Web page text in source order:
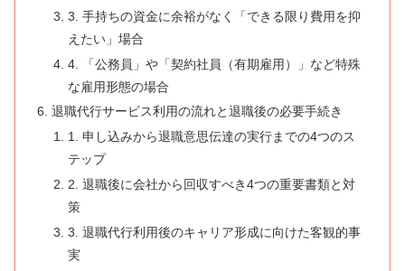
3. 手持ちの資金に余裕がなく「できる限り費用を抑
えたい」場合
4. 「公務員」や「契約社員（有期雇用）」など特殊
な雇用形態の場合
退職代行サービス利用の流れと退職後の必要手続き
1. 申し込みから退職意思伝達の実行までの4つのス
テップ
2. 退職後に会社から回収すべき4つの重要書類と対
策
3. 退職代行利用後のキャリア形成に向けた客観的事
実